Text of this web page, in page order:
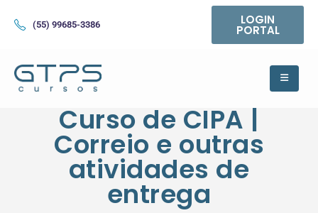
(55) 99685-3386 LOGIN
PORTAL
Curso de CIPA |
Correio e outras
atividades de
entrega